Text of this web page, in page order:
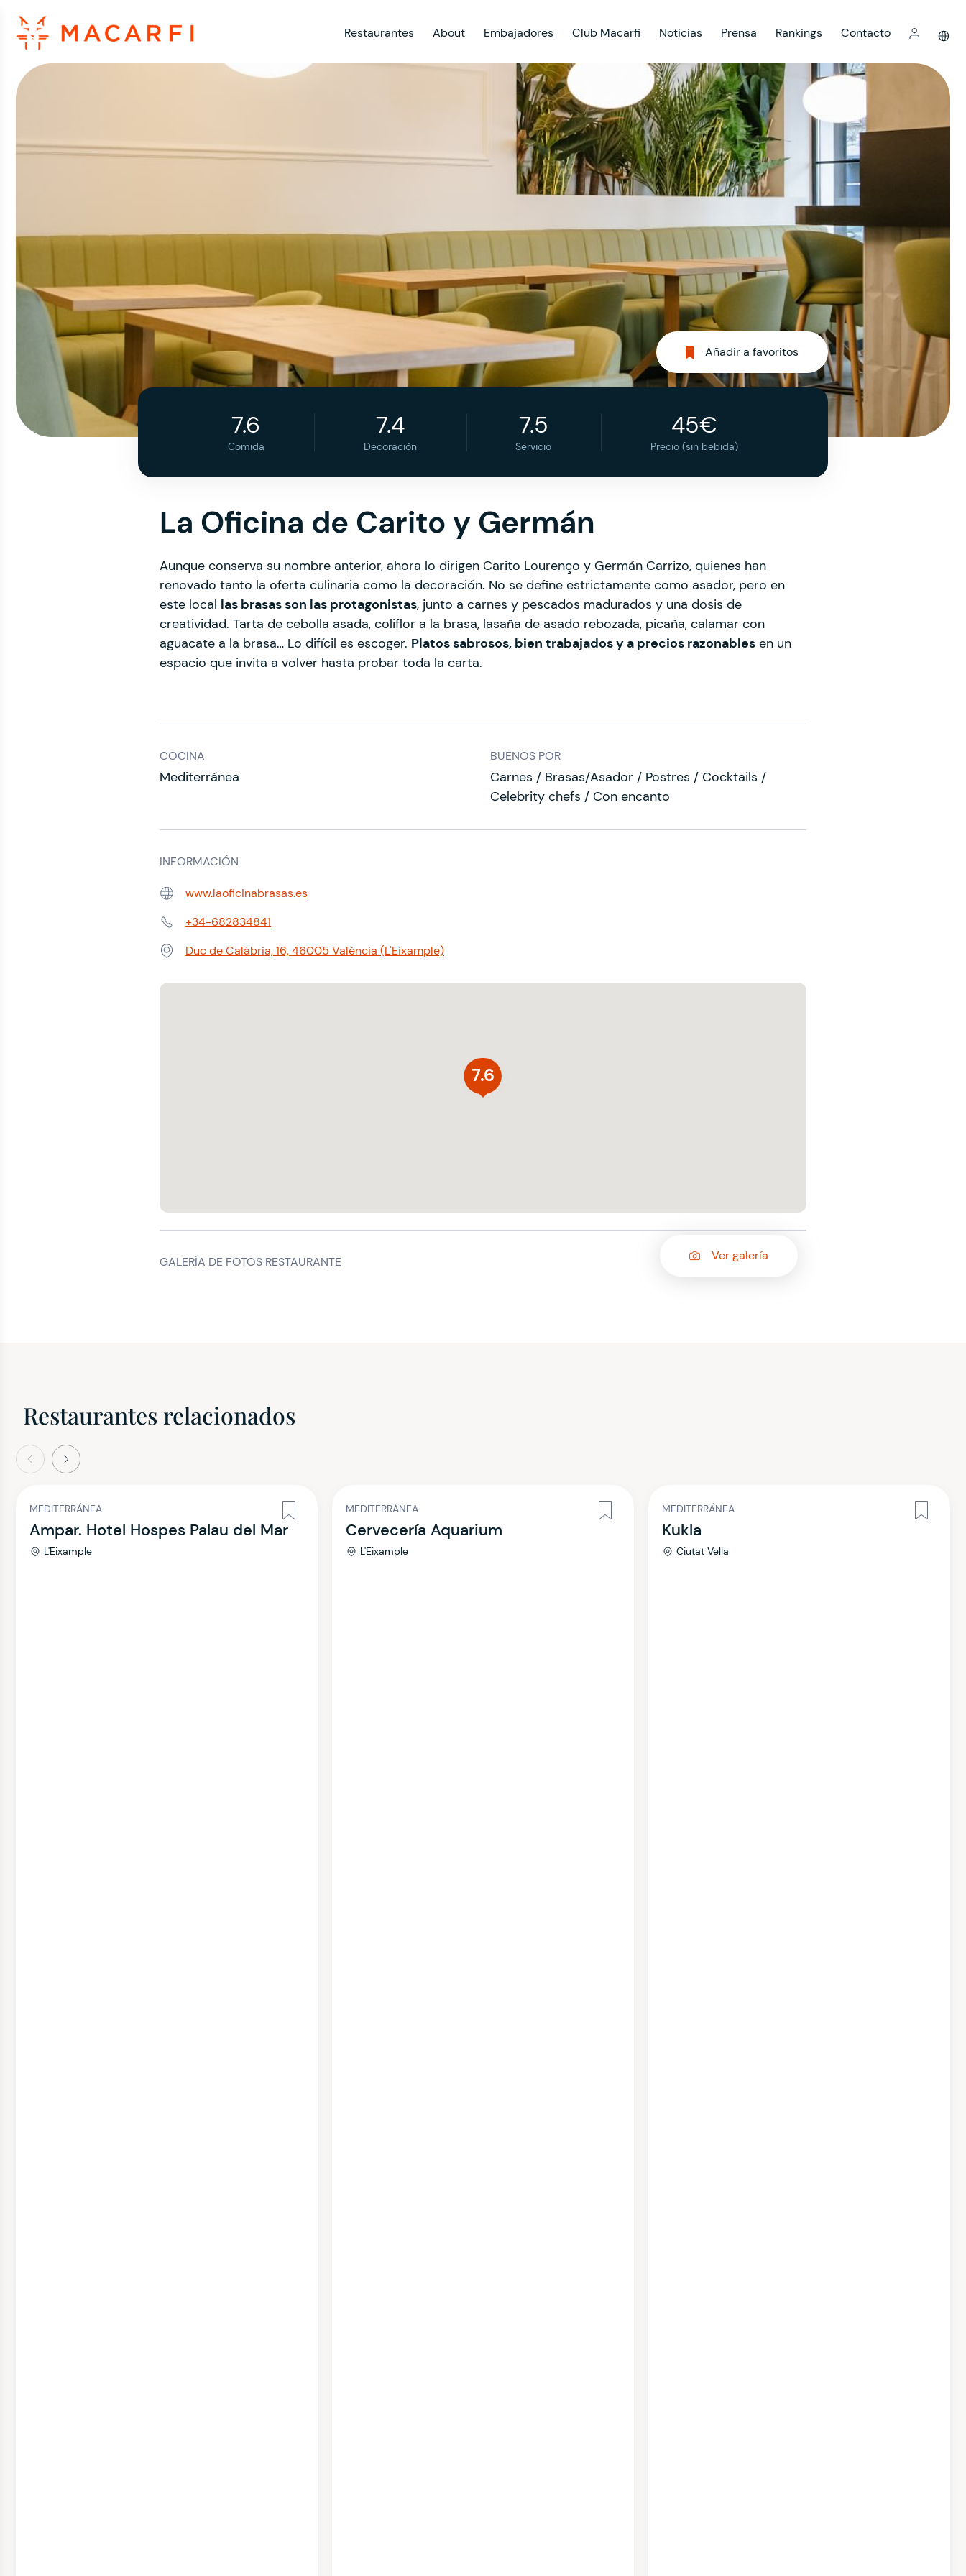
Restaurantes About Embajadores Club Macarfi Noticias Prensa Rankings Contacto
Añadir a favoritos
7.6
Comida
7.4
Decoración
7.5
Servicio
45€
Precio (sin bebida)
La Oficina de Carito y Germán
Aunque conserva su nombre anterior, ahora lo dirigen Carito Lourenço y Germán Carrizo, quienes han
renovado tanto la oferta culinaria como la decoración. No se define estrictamente como asador, pero en
este local las brasas son las protagonistas, junto a carnes y pescados madurados y una dosis de
creatividad. Tarta de cebolla asada, coliflor a la brasa, lasaña de asado rebozada, picaña, calamar con
aguacate a la brasa… Lo difícil es escoger. Platos sabrosos, bien trabajados y a precios razonables en un
espacio que invita a volver hasta probar toda la carta.
COCINA
Mediterránea
BUENOS POR
Carnes / Brasas/Asador / Postres / Cocktails /
Celebrity chefs / Con encanto
INFORMACIÓN
Web: www.laoficinabrasas.es
Teléfono:+34-682834841
Dirección:Duc de Calàbria, 16, 46005 València (L'Eixample)
7.6
GALERÍA DE FOTOS RESTAURANTE Ver galería
Restaurantes relacionados
Siguiente
MEDITERRÁNEA
Ampar. Hotel Hospes Palau del Mar
L'Eixample
MEDITERRÁNEA
Cervecería Aquarium
L'Eixample
MEDITERRÁNEA
Kukla
Ciutat Vella